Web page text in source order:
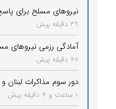
نیروهای مسلح برای
39 دقیقه پیش
آمادگی رزمی نیروهای
47 دقیقه پیش
دور سوم مذاکرات لبنان
1 ساعت و 4 دقیقه پیش